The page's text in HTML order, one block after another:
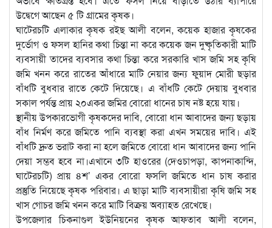
উদ্বেগে আছেন ৫ টি গ্রামের কৃষক।
ঘাটেরচটি এলাকার কৃষক রইছ আলী বলেন, কয়েক হাজার কৃষকের
দুর্ভোগ ও ফসল হানির কথা চিন্তা না করে কয়েক জন দুষ্কৃতিকারী মাটি
ব্যবসায়ী তাদের ব্যবসার কথা চিন্তা করে সরকারি খাস জমি সহ কৃষি
জমি খনন করে রাতের আঁধারে মাটি নেয়ার জন্য ফুয়াদ মোরী ছড়ার
বাঁধটি বুধবার রাতে কেটে দিয়েছে। এ বাঁধটি কেটে দেয়ায় বুধবার
সকাল পর্যন্ত প্রায় ২০একর জমির বোরো ধানের চাষ নষ্ট হয়ে যায়।
স্থানীয় উপকারভোগী কৃষকদের দাবি, বোরো ধান আবাদের জন্য ছড়ায়
বাঁধ নির্মণ করে জমিতে পানি ব্যবস্থা করা এখন সময়ের দাবি। এই
বাঁধটি দ্রুত ভরাট করা না হলে জমিতে বোরো ধান আবাদের জন্য পানি
দেয়া সম্ভব হবে না।এখানে ৩টি হাওরের (দেওচাপড়া, কাপনাকান্দি,
ঘাটেরচটি) প্রায় ৪শ’ একর বোরো ফসলি জমিতে ধান চাষ করার
প্রস্তুতি নিয়েছে কৃষক পরিবার। এ ছাড়া মাটি ব্যবসায়ীরা কৃষি জমি সহ
খাস গোচর জমি খনন করে মাটি বিক্রয় অব্যাহত রেখেছে।
উপজেলার চিকনাগুল ইউনিয়নের কৃষক আফতাব আলী বলেন,